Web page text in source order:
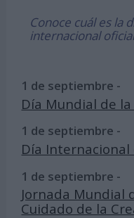
Conoce cuál es la
internacional
1 de septiembre -
Día Mundial de
1 de septiembre -
Día
1 de septiembre -
Jornada Mundial
Cuidado de la